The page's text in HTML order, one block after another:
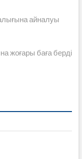
айналуы
жоғары баға берді